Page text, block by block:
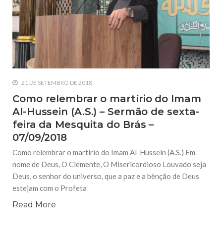
21 DE SETEMBRO DE 2018
Como relembrar o martírio do Imam
Al-Hussein (A.S.) – Sermão de sexta-
feira da Mesquita do Brás –
07/09/2018
Como relembrar o martírio do Imam Al-Hussein (A.S.) Em
nome de Deus, O Clemente, O Misericordioso Louvado seja
Deus, o senhor do universo, que a paz e a bênção de Deus
estejam com o Profeta
Read More